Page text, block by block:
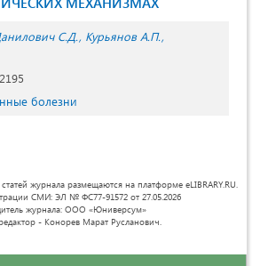
С.Д. Курьянов А.П.
2195
болезни
журнала размещаются на платформе eLIBRARY.RU.
СМИ: ЭЛ № ФС77-91572 от 27.05.2026
журнала: ООО «Юниверсум»
- Конорев Марат Русланович.